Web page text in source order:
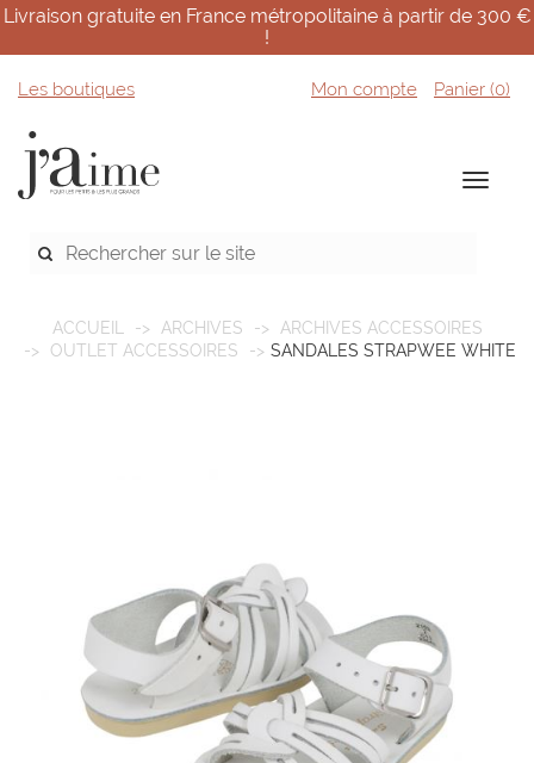
Livraison gratuite en France métropolitaine à partir de 300 €
!
Les boutiques Mon compte Panier (0)
ACCUEIL ARCHIVES
ARCHIVES ACCESSOIRES
OUTLET ACCESSOIRES
SANDALES STRAPWEE WHITE